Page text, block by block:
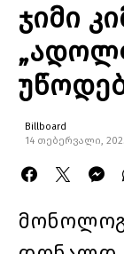
ჯიმი
Billboard
14 თებერვალი,